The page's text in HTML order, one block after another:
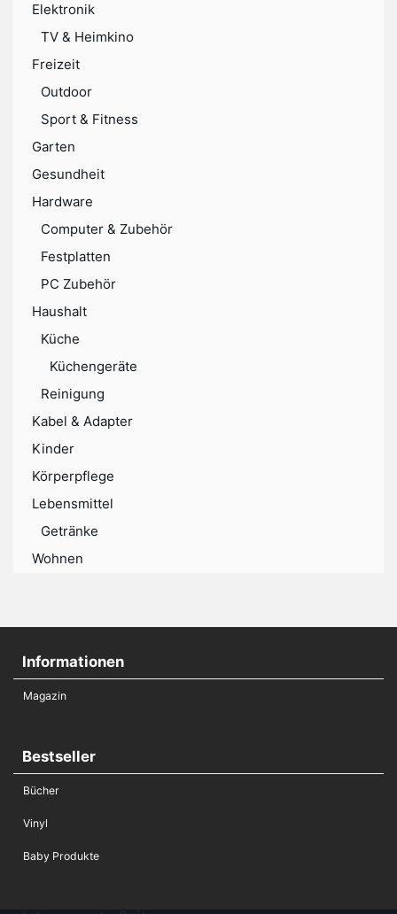
Elektronik
TV & Heimkino
Freizeit
Outdoor
Sport & Fitness
Garten
Gesundheit
Hardware
Computer & Zubehör
Festplatten
PC Zubehör
Haushalt
Küche
Küchengeräte
Reinigung
Kabel & Adapter
Kinder
Körperpflege
Lebensmittel
Getränke
Wohnen
Informationen
Magazin
Bestseller
Bücher
Vinyl
Baby Produkte